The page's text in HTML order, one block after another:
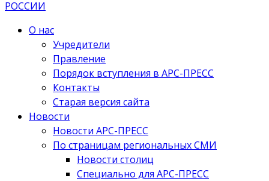
О нас
Учредители
Правление
Порядок вступления в АРС-ПРЕСС
Контакты
Старая версия сайта
Новости
Новости АРС-ПРЕСС
По страницам региональных СМИ
Новости столиц
Специально для АРС-ПРЕСС